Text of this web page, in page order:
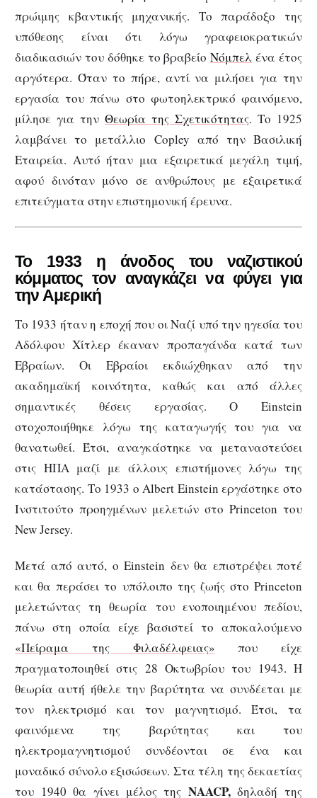
πρώιμης κβαντικής μηχανικής. Το παράδοξο της
υπόθεσης είναι ότι λόγω γραφειοκρατικών
διαδικασιών του δόθηκε το βραβείοΝόμπελ ένα έτος
αργότερα. Όταν το πήρε, αντί να μιλήσει για την
εργασία του πάνω στο φωτοηλεκτρικό φαινόμενο,
μίλησε για την Θεωρία της Σχετικότητας. Το 1925
λαμβάνει το μετάλλιο Copley από την Βασιλική
Εταιρεία. Αυτό ήταν μια εξαιρετικά μεγάλη τιμή,
αφού δινόταν μόνο σε ανθρώπους με εξαιρετικά
επιτεύγματα στην επιστημονική έρευνα.
Το 1933 η άνοδος του ναζιστικού
κόμματος τον αναγκάζει να φύγει για
την Αμερική
Το 1933 ήταν η εποχή που οι Ναζί υπό την ηγεσία του
Αδόλφου Χίτλερ έκαναν προπαγάνδα κατά των
Εβραίων. Οι Εβραίοι εκδιώχθηκαν από την
ακαδημαϊκή κοινότητα, καθώς και από άλλες
σημαντικές θέσεις εργασίας. Ο Einstein
στοχοποιήθηκε λόγω της καταγωγής του για να
θανατωθεί. Έτσι, αναγκάστηκε να μεταναστεύσει
στις ΗΠΑ μαζί με άλλους επιστήμονες λόγω της
κατάστασης. Το 1933 ο Albert Einstein εργάστηκε στο
Ινστιτούτο προηγμένων μελετών στο Princeton του
New Jersey.
Μετά από αυτό, ο Einstein δεν θα επιστρέψει ποτέ
και θα περάσει το υπόλοιπο της ζωής στο Princeton
μελετώντας τη θεωρία του ενοποιημένου πεδίου,
πάνω στη οποία είχε βασιστεί το αποκαλούμενο
«Πείραμα της Φιλαδέλφειας» που είχε
πραγματοποιηθεί στις 28 Οκτωβρίου του 1943. Η
θεωρία αυτή ήθελε την βαρύτητα να συνδέεται με
τον ηλεκτρισμό και τον μαγνητισμό. Έτσι, τα
φαινόμενα της βαρύτητας και του
ηλεκτρομαγνητισμού συνδέονται σε ένα και
μοναδικό σύνολο εξισώσεων. Στα τέλη της δεκαετίας
του 1940 θα γίνει μέλος της NAACP,δηλαδή της